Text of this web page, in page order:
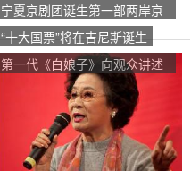
宁夏京剧团诞生第一部两岸京
剧
“十大国票”将在吉尼斯诞生
第一代《白娘子》向观众讲述
了《白蛇传》的诞生和幕后故